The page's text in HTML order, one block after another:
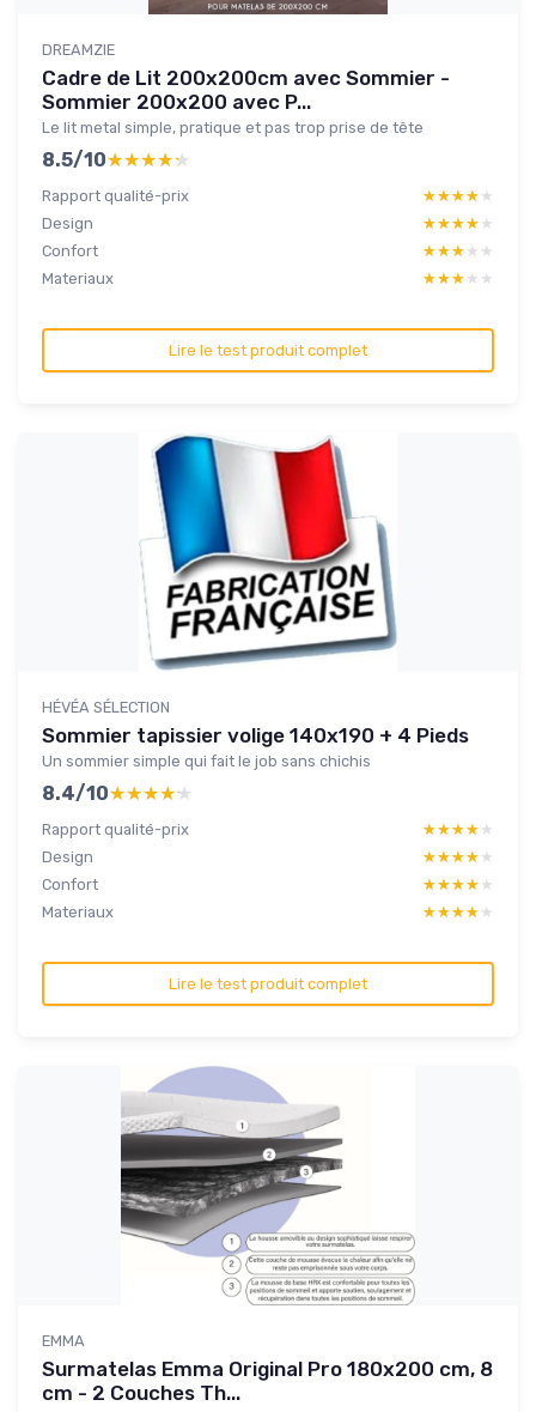
DREAMZIE
Cadre de Lit 200x200cm avec Sommier -
Sommier 200x200 avec P...
Le lit metal simple, pratique et pas trop prise de tête
8.5/10★★★★★
★★★★★
Rapport qualité-prix ★★★★★
★★★★★
Design
★★★★★
★★★★★
Confort
★★★★★
★★★★★
Materiaux
★★★★★
★★★★★
Lire le test produit complet
HÉVÉA SÉLECTION
Sommier tapissier volige 140x190 + 4 Pieds
Un sommier simple qui fait le job sans chichis
8.4/10★★★★★
★★★★★
Rapport qualité-prix ★★★★★
★★★★★
Design
★★★★★
★★★★★
Confort
★★★★★
★★★★★
Materiaux
★★★★★
★★★★★
Lire le test produit complet
EMMA
Surmatelas Emma Original Pro 180x200 cm, 8
cm - 2 Couches Th...